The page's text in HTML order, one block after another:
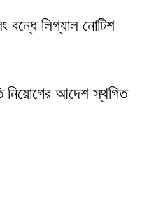
বন্ধে লিগ্যাল নোটিশ
নিয়োগের আদেশ স্থগিত